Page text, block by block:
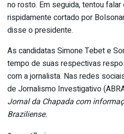
no rosto. Em seguida, tentou
rispidamente cortado por
disse o presidente.
As candidatas Simone Tebet e
tempo de suas respectivas
com a jornalista. Nas redes
de Jornalismo Investigativo
Jornal da Chapada com
Braziliense.